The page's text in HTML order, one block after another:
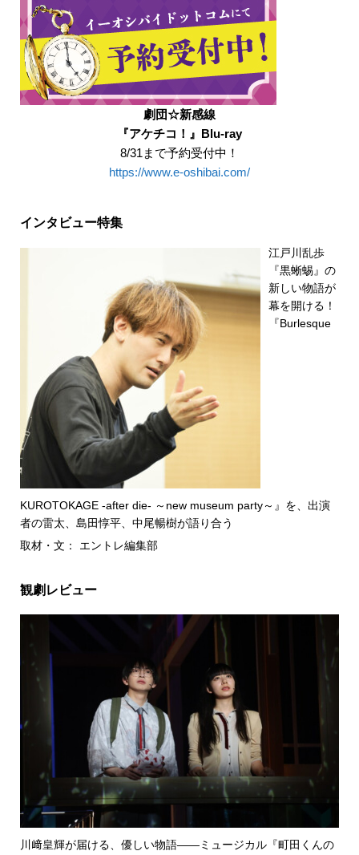
劇団☆新感線
『アケチコ！』Blu-ray
8/31まで予約受付中！
https://www.e-oshibai.com/
インタビュー特集
江戸川乱歩
『黒蜥蜴』の
新しい物語が
幕を開ける！
『Burlesque
KUROTOKAGE -after die- ～new museum party～』を、出演
者の雷太、島田惇平、中尾暢樹が語り合う
取材・文： エントレ編集部
観劇レビュー
川﨑皇輝が届ける、優しい物語――ミュージカル『町田くんの